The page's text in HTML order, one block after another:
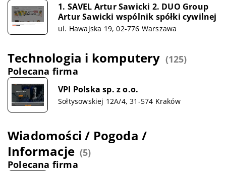
1. SAVEL Artur Sawicki 2. DUO Group
Artur Sawicki wspólnik spółki cywilnej
ul. Hawajska 19, 02-776 Warszawa
Technologia i komputery (125)
Polecana firma
VPI Polska sp. z o.o.
Sołtysowskiej 12A/4, 31-574 Kraków
Wiadomości / Pogoda /
Informacje (5)
Polecana firma